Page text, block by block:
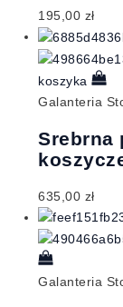
195,00 zł
koszyka
Galanteria
Srebrna
635,00 zł
Galanteria